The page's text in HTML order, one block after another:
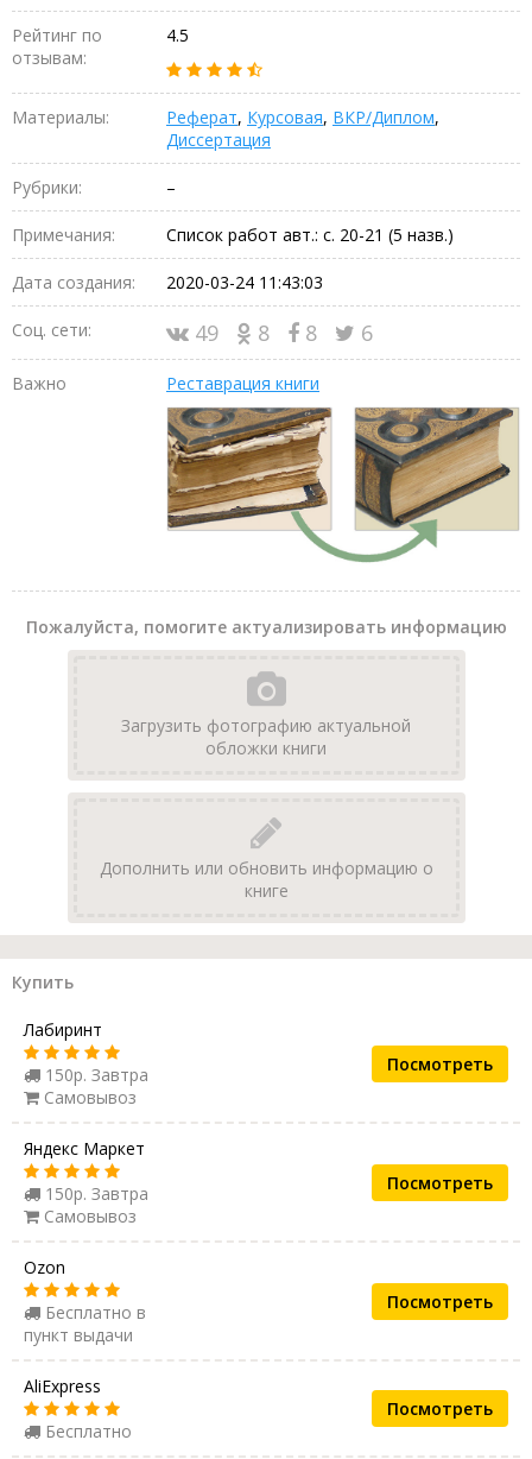
Рейтинг по
отзывам:
4.5
Материалы: Реферат, Курсовая, ВКР/Диплом,
Диссертация
Рубрики: –
Примечания: Список работ авт.: с. 20-21 (5 назв.)
Дата создания: 2020-03-24 11:43:03
Соц. сети: 49 8 8 6
Важно Реставрация книги
Пожалуйста, помогите актуализировать информацию
Загрузить фотографию актуальной
обложки книги
Дополнить или обновить информацию о
книге
Купить
Лабиринт
150р. Завтра
Самовывоз
Посмотреть
Яндекс Маркет
150р. Завтра
Самовывоз
Посмотреть
Ozon
Бесплатно в
пункт выдачи
Посмотреть
AliExpress
Бесплатно
Посмотреть